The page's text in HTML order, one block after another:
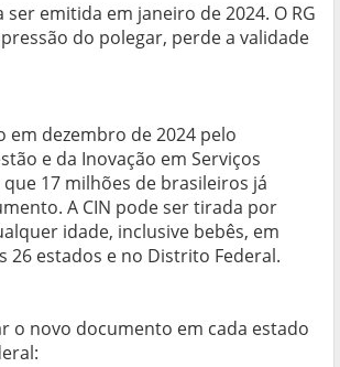
ser emitida em janeiro de 2024. O RG
do polegar, perde a validade
em dezembro de 2024 pelo
e da Inovação em Serviços
17 milhões de brasileiros já
A CIN pode ser tirada por
idade, inclusive bebês, em
26 estados e no Distrito Federal.
o novo documento em cada estado